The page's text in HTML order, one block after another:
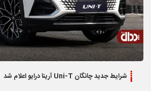
اطلاعیه جدید فروش اقساطی لوکانو L7 و L8 ویژه تیر 1405